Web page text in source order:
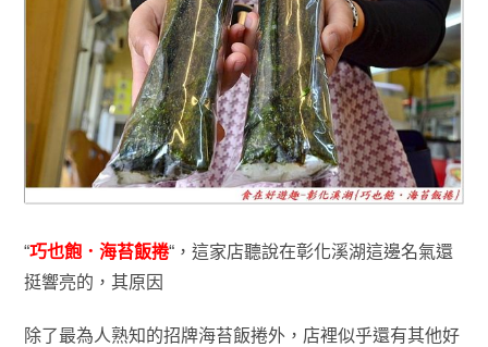
“巧也飽．海苔飯捲“，這家店聽說在彰化溪湖這邊名氣還
挺響亮的，其原因
除了最為人熟知的招牌海苔飯捲外，店裡似乎還有其他好